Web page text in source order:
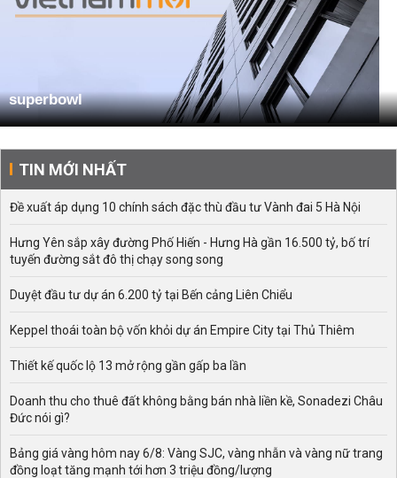
superbowl
TIN MỚI NHẤT
Đề xuất áp dụng 10 chính sách đặc thù đầu tư Vành đai 5 Hà Nội
Hưng Yên sắp xây đường Phố Hiến - Hưng Hà gần 16.500 tỷ, bố trí
tuyến đường sắt đô thị chạy song song
Duyệt đầu tư dự án 6.200 tỷ tại Bến cảng Liên Chiểu
Keppel thoái toàn bộ vốn khỏi dự án Empire City tại Thủ Thiêm
Thiết kế quốc lộ 13 mở rộng gần gấp ba lần
Doanh thu cho thuê đất không bằng bán nhà liền kề, Sonadezi Châu
Đức nói gì?
Bảng giá vàng hôm nay 6/8: Vàng SJC, vàng nhẫn và vàng nữ trang
đồng loạt tăng mạnh tới hơn 3 triệu đồng/lượng